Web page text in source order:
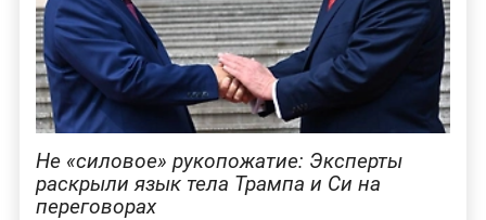
Не «силовое» рукопожатие: Эксперты
раскрыли язык тела Трампа и Си на
переговорах